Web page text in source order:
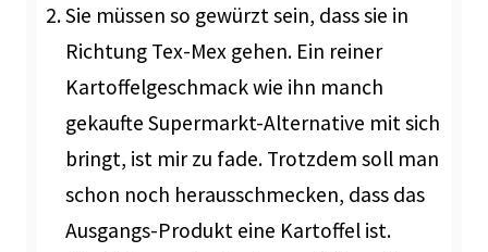
Sie müssen so gewürzt sein, dass sie in
Richtung Tex-Mex gehen. Ein reiner
Kartoffelgeschmack wie ihn manch
gekaufte Supermarkt-Alternative mit sich
bringt, ist mir zu fade. Trotzdem soll man
schon noch herausschmecken, dass das
Ausgangs-Produkt eine Kartoffel ist.